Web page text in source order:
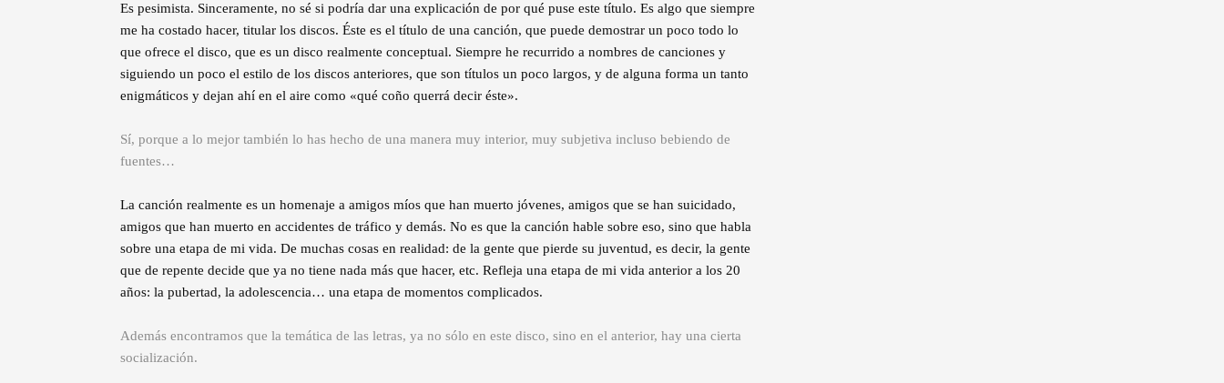
Es pesimista. Sinceramente, no sé si podría dar una explicación de por qué puse este título. Es algo que siempre
me ha costado hacer, titular los discos. Éste es el título de una canción, que puede demostrar un poco todo lo
que ofrece el disco, que es un disco realmente conceptual. Siempre he recurrido a nombres de canciones y
siguiendo un poco el estilo de los discos anteriores, que son títulos un poco largos, y de alguna forma un tanto
enigmáticos y dejan ahí en el aire como «qué coño querrá decir éste».
Sí, porque a lo mejor también lo has hecho de una manera muy interior, muy subjetiva incluso bebiendo de
fuentes…
La canción realmente es un homenaje a amigos míos que han muerto jóvenes, amigos que se han suicidado,
amigos que han muerto en accidentes de tráfico y demás. No es que la canción hable sobre eso, sino que habla
sobre una etapa de mi vida. De muchas cosas en realidad: de la gente que pierde su juventud, es decir, la gente
que de repente decide que ya no tiene nada más que hacer, etc. Refleja una etapa de mi vida anterior a los 20
años: la pubertad, la adolescencia… una etapa de momentos complicados.
Además encontramos que la temática de las letras, ya no sólo en este disco, sino en el anterior, hay una cierta
socialización.